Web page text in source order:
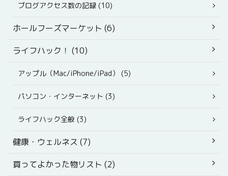
ブログアクセス数の記録 (10)
ホールフーズマーケット (6)
ライフハック！ (10)
アップル（Mac/iPhone/iPad） (5)
パソコン・インターネット (3)
ライフハック全般 (3)
健康・ウェルネス (7)
買ってよかった物リスト (2)